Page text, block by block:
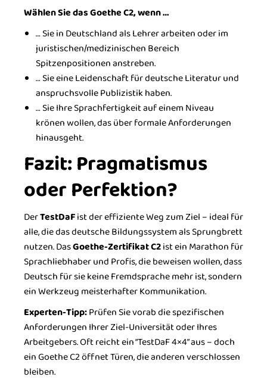
Wählen Sie das Goethe C2, wenn …
… Sie in Deutschland als Lehrer arbeiten oder im
juristischen/medizinischen Bereich
Spitzenpositionen anstreben.
… Sie eine Leidenschaft für deutsche Literatur und
anspruchsvolle Publizistik haben.
… Sie Ihre Sprachfertigkeit auf einem Niveau
krönen wollen, das über formale Anforderungen
hinausgeht.
Fazit: Pragmatismus
oder Perfektion?
DerTestDaFist der effiziente Weg zum Ziel – ideal für
alle, die das deutsche Bildungssystem als Sprungbrett
nutzen. DasGoethe-Zertifikat C2ist ein Marathon für
Sprachliebhaber und Profis, die beweisen wollen, dass
Deutsch für sie keine Fremdsprache mehr ist, sondern
ein Werkzeug meisterhafter Kommunikation.
Experten-Tipp:Prüfen Sie vorab die spezifischen
Anforderungen Ihrer Ziel-Universität oder Ihres
Arbeitgebers. Oft reicht ein “TestDaF 4×4” aus – doch
ein Goethe C2 öffnet Türen, die anderen verschlossen
bleiben.